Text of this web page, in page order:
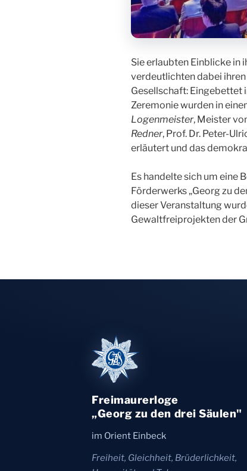
Sie erlaubten Einblicke in
verdeutlichten dabei
Gesellschaft: Eingebettet
Zeremonie wurden in
Logenmeister, Meister
Redner, Prof. Dr. Peter-
erläutert und das
Es handelte sich um eine
Förderwerks „Georg zu
dieser Veranstaltung
Gewaltfreiprojekten der
Freimaurerloge
„Georg zu den drei Säulen"
im Orient Einbeck
Freiheit, Gleichheit, Brüderlichkeit,